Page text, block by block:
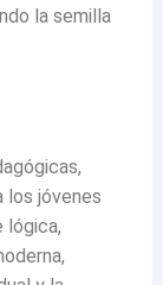
la semilla
los jóvenes
lógica,